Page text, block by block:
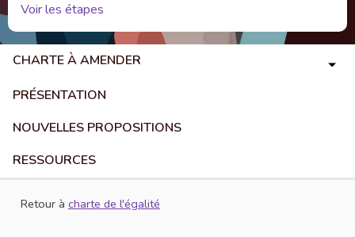
Voir les étapes
CHARTE À AMENDER
PRÉSENTATION
NOUVELLES PROPOSITIONS
RESSOURCES
Retour à charte de l'égalité